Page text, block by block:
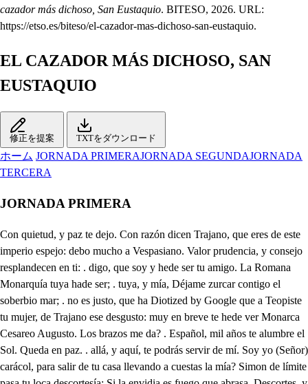
cazador más dichoso, San Eustaquio. BITESO, 2026. URL:
https://etso.es/biteso/el-cazador-mas-dichoso-san-eustaquio.
EL CAZADOR MÁS DICHOSO, SAN
EUSTAQUIO
修正を提案 TXTをダウンロード
ホーム JORNADA PRIMERAJORNADA SEGUNDAJORNADA
TERCERA
JORNADA PRIMERA
Con quietud, y paz te dejo. Con razón dicen Trajano, que eres de este imperio espejo: debo mucho a Vespasiano. Valor prudencia, y consejo resplandecen en ti: . digo, que soy y hede ser tu amigo. La Romana Monarquía tuya hade ser; . tuya, y mía, Déjame zurcar contigo el soberbio mar; . no es justo, que ha Diotized by Google que a Teopiste tu mujer, de Trajano ese desgusto: muy en breve te hede ver Monarca Cesareo Augusto. Los brazos me da? . Español, mil años te alumbre el Sol. Queda en paz. . allá, y aquí, te podrás servir de mí. Soy yo (Señor) carácol, para salir de tu casa llevando a cuestas la mía? Simon de límite pasa tu loca descortesía: Si la envidia es fuego que abrasa. Descortes, y mentiroso, son dos vicios, . más piadoso te pienso ver; . lo cierto es, que pierdes por descortes lo que ganas por gracioso. Sacásteme de lacayo para despedirme así? Quién te despide es el Ayo. Si más le enojare, . di, Si salga de abril, y entre en mayo. Sin hambre jamás no coma guisada torcaz Paloma, que en red ajena cayó, ni beba el vino que yó, el César que impera en Roma. Si a casa fuere contigo, cuando maduro el melón, halle sazonado el higo: bien lo remedias Simón: aea sserte me madigo. que decir; máteme un rayo, no es maldición de un lacayo tan principal como yo. Luego eres lacayo? . No: pero jamás me da el Ayo mejor epiteto, En es cuerdo; Sí, si él me acuerda lo que fui, yo también lo que es le acuerdo. Es un prudente Rabí. Es un villano, pues pierdo por él la opinión, . Repara en que la antigua Salen dio a su virtud sangre clara: Si imposible es que obre bien, hombre de tan mala cara. Vete de aquí majadero: no puedo hacerlo, ni quiero. No quieres? S. no. En conclusión, hasde vivir bien Simón, Sí. hablas como caballero. (poco. Qué hede hacer? . Presumir Qué más? . Muy cuerdo hasde Como si me vuelven loco (ser melindres de mi mujer? Seraslo, si poco a poco, te hacer señor absoluto de su condición; . no hay luto que de más tristeza que ella: árbol es la mujer bella, mas no da a palos el fruto. Si sabe que a mi mujer suelo dar palo de ciego. Que más (señor) hede hacer? No jugar jamás. . Yo juego? Dicen Dicen que sueles perder tu hacienda, y la ajena: . malo; también que a Sardanapalo en la ociosidad imitas; Fama, y opinión me quitas: este es bofetón con palo. Antes la verdad Simón, es quien da opinión al hombre: S. digo que tienes razón. Buena opinión da buen nombre. Qué haré de tanta opinión? (do Falta más? . Que obres pensan que es tu obligación mayor; medrar quisiera obligando. Nunca hasde ser. Qué? hablador. (do. Gracioso? . de cuando en cuán Escucha. Haciéndolo así serviré cómo antes? . Sí S. Contento quedo. Teopisto, como digo murio Cristo, para destruirme a mí. Quiero decir que este hombre murio entre ladrones viles. (bre! Que siempre este hombre me asom Los dioses de los gentiles, como valor, tienen nombre: pero que un crucificado, (que de idiotas fue llamado Rey de soberanos Reyes) poniendo, y quitando leyes. pretenda ser adorado, es cosa contra razón. Cómo contradeciré lo que este dice. . En Sion estampo el hermoso pie. No dirás pies. . Que hay Simón. Padre prosigue. Si. Por Marte, que puede el Sol escucharte: pero acerca de ese pie sie argumentor. . Qué haré: Si sic argumento. . oye a parte. Qué quieres? Reniego: di; palabra no podré hablar, si este no se va de aquí. Simón quiéresnos dejar. Qué os deje me dices? . E. Por el Sol viejo bellaco. Vete Simón; Sí. el Dios Baco librea Simón de los dos. Júpiter es mejor Dios. Miente el visnieto de un braco, discreto como un rocín: miente digo; . ten prudencia Miente el nieto de un mastín. Grosero, Sa de su ascendencia soy rebuznador clarín. Buenos ascendientes; . buenos. Del noble appellido mío están hoy los libros llenos: Sí. si me llámara judio lo hubiera sentido menos. Miente el Barbó, . vete digo. Si no trujeras contigo la señal del leño santo, que de mi Reino es espanto, yo te acávara enemigo: (al puto; Si que en fin me hede ir? . Luego Si, esconderme quiero aquí. No mue trata de Cristo; . ay que en vano mis furtas junto. Fue Cristo el hombre mejor, que desde Arturo, a Calisto, piso hierba, y trilló flor. No es esto verdad Teopisto? Di que sí. No hede parar hasta que le haga raviar. Que esto hede sufrir? . Simo, Sí, yo defiendo mi opinión Descortes. . Déjame hablar, que estando en Jerusalén, la historia que este te cuenta, supe de un hombre de bien. Si más tu lengua me afrenta, solo el que nacio en Belen, solo el hijo de María, que jamás fue esclava mía, te librará de mi furia. S. Si otra vez a Baco injuria, (vete Simón: Sí, tu porfía me aparta, rapaz, de ti) verá en su punto mi enojo, Hame entendido el Rabí? Si una vez sin Cruz te cojo, tú te acordaras de mí. Escóndome aquí. pienso que sale. Di padre. Este Dios de los cristianos, midio montes, piso llanos. Por más que el perrazo ladre, confesará, como yo, que hablando verdades fue, no mintiendo como él, no, Tú adoras al Sol? . No sé, más bien se que Cristo obró, lo que el no obrará jamás. Ya de loco en necio das. Quiero volverme a esconder. Este me hade hacer perder. Dígame que, nuevo Anas? En el infierno estuviera mejor que aquí, Sí, yo le creo. Salte, Simón, allá fuera; algo en este viejo veo, que a diablo me huele. Espera. Mis padres son, Sarcofago. Juro por mi Estigio lago, que hasde verhoy, gentil ciego, dentro en tu pecho, más fuego, que Ecipión trujo a Cartago. De tus ojos soy imán. (tarde Qué quieres? . Qué hasta la dejes la caza. . Aquí están, de tu Fama haciendo alarde, dos Abeles, y un Adan. Simón, Sarcofago, hijo, notable es el regocijo que tu presencia nos causa. Señores, no ven la pausa (dijo con que habla el viejo. . Hoy me cierto cazador, señora, que un ciervo grande, y hermo vio al salir la blanca Aurora, (so, en medio del monte umbroso, que está dedicado a Flora. Querrás cazarle. . Quisiera, que tu belleza me diera lo que me niega mi suerte, en comiendo iras. . Advierte, que no tiene el monte fiera, más suelta, brava, y furiosa, que el gentil ciervo montes, consagrado a Flora, Diosa. Saldrás tan presto? . Alastres, S. empresa dificultosa. Preven los galgos . Yo temo, que Jesús, de quien blaspemo, me hade apartar de este infiel, mas si hoy duerme, seré de él, infernal Aristodemo. Vamos, que una cota fina, para estos casos reservo; calla, cazador gallina. (no, Quien no hade temer de uncier la armadura cornerina? Si a caza voy dulce esposa, mucho más que el Alba hermosa, que te traeré, ten por cierto, vivo un tigre, un león muerto. Qué perdiz, con pies de rosa: que conejuelo cobarde, que esta diciendo, cómeme. (de. Vivo un tigre? el Sol me guar- Un tigre? En galeras reme, si a caza fuere esta tarde. Dejadme un momento solo, en tu guarda quede Apolo. Sueño tengo, S dormir quiere. Silla; Sí, si este hombre durmie- no le despiertes, Eolo. t Sueño el imperio es humano, augusto, rastro que el bajel deja es el contento, sombra la vanidad, la ambición viento, humo la presunnción, y ampolla el gusto. Tiene el mundo tenaz por hombre adusto, sin discurso, razón, y entendimiento, al que humilla su altivo pensamiento, triunfo heroico immortal, desuelo justo. No tiene para que la vida breve, dorar contentos vanos, y fingidos, del mundo lisonjero, Atlante loco: por que es su adulación, móvil, que mueve las potencias del alma, en los sentidos, para que a la verdad tengan en poco. Durmiendo está Furia mía, el último sueño duerma, porque si vive esté hombre, hade acrecentar mis penas. De sus dos hijos soy ayo, pero poco me aprovecha mi solicitud raviosa; que como el águila prueba sus tiernos hijos al Sol, para ver si pestañean: este gentil, este necio, como si cristiano fuera, no solo les antepone la virtud, que me hace guerra, pero al Sol de un Dios eterno, como águila real los prueba. Bien pudiera ser que yo, como paciencia tuviera, en el huerto de mi furia, plantara plantas tan tiernas, mas si en la impaciencia mía, pudiera caber paciencia, volviéranme a dar la silla, que perdí por mi soberbia, Muera pues este enemigo, que temo hade hechar por tierra las colunas de mi imperio, que fundaron Adan, y Eva. Muera digo. Que me ahoga, libramé causa primera; más poderosa es que yó, mas llegará tarde. . Eterna, divina Majestad sacra, de esta infernal Hidra fiera, libra a Placido tu esclavo. Luzbel, a Placido deja. Siempre me hasde perseguir, Míguel, que las almas pesas? El que puede te persigue. Provaras, Míguel, mis fuerzas. Dios que del Cielo te hecho, te sabrá hechar de la tienma. Tan bueno soy como tú. Antes que al Verbo ofendieras, frisabas Luzbel conmigo: mas después que tu soberbia, de Dios por mi boca, oyo; quién cómo Dios, bestia, fea? no tiene el mundo criatura, que mejor que tú no sea. Platón, Seneca. Aristoteles, Pompeyo, Alejandro, y César, fuertes los unos en armas, sabios los otros en letras, cuando me ven enojado (blan. tiemblan de mí, Ma de Dios tien Con sola mi autoridad, mis furias los atormentan. Mientes, que Dios te lo manda. Dios? . Sin él, no padecieran los míseros condenados tan intolerables penas. Cuando yo bajé del Cielo, de las más claras estrellas. toda una parte me truje: Mi. pobres de ti, y pobres de ellas, pues vemos sus rayos claros, trocados en nieblas feas. Míguel. No llegas? Detente, que tu clara luz me ciega. No estes más aquí: Sí venciste. De Dios es mi fortaleza. Pagarásmelo tu Placido. Hombre. Qué quieres? Despierta. (caza, Qué haré? . En volviendo de en lugar de dormir, vela. Cómo me dejas tan presto, visión santa, visión bella, cuyas luminosas plantas parecen rubias estrellas. Dónde vas? detente, aguarda, por que es bien que te agradezca la vida que aquí me has dado, Que voces (Simón) son estas? Mi señor las da. . Detente, que aunque sin ser ave, vuelas, como el pensamiento mío no hay ave veloz, ligera. Esposo. (sueña. Válgame el Sol. Qué tenéis? . Siempre al que se le representan cosas, al parecer verdaderas, mas la razón le corrije, cuando como yo despierta. Sí. No saben todos soñar: porque tiene el mundo bestias, con rostros, y manos de hombres, que viven de lo que sueña